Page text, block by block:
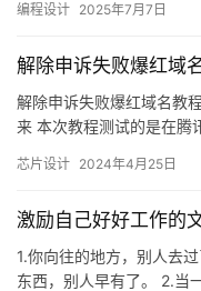
编程设计 2025年7月7日
解除申诉失败爆红域
解除申诉失败爆红域名教
来 本次教程测试的是在腾
芯片设计 2024年4月25日
激励自己好好工作的
1.你向往的地方，别人去
东西，别人早有了。 2.当